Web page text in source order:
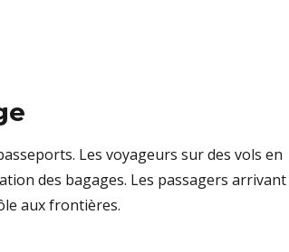
Les voyageurs sur des vols en
des bagages. Les passagers arrivant
aux frontières.